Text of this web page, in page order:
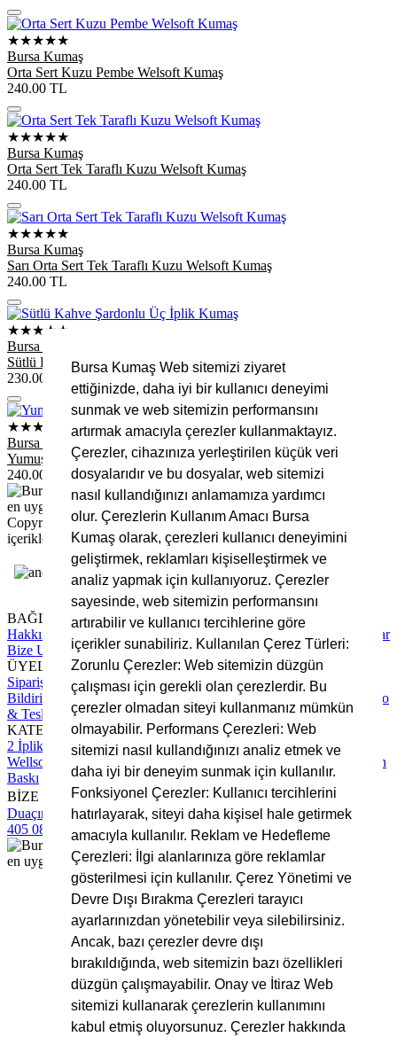
Bursa Kumaş Web sitemizi ziyaret
ettiğinizde, daha iyi bir kullanıcı deneyimi
sunmak ve web sitemizin performansını
artırmak amacıyla çerezler kullanmaktayız.
Çerezler, cihazınıza yerleştirilen küçük veri
dosyalarıdır ve bu dosyalar, web sitemizi
nasıl kullandığınızı anlamamıza yardımcı
olur. Çerezlerin Kullanım Amacı Bursa
Kumaş olarak, çerezleri kullanıcı deneyimini
geliştirmek, reklamları kişiselleştirmek ve
analiz yapmak için kullanıyoruz. Çerezler
sayesinde, web sitemizin performansını
artırabilir ve kullanıcı tercihlerine göre
içerikler sunabiliriz. Kullanılan Çerez Türleri:
Zorunlu Çerezler: Web sitemizin düzgün
çalışması için gerekli olan çerezlerdir. Bu
çerezler olmadan siteyi kullanmanız mümkün
olmayabilir. Performans Çerezleri: Web
sitemizi nasıl kullandığınızı analiz etmek ve
daha iyi bir deneyim sunmak için kullanılır.
Fonksiyonel Çerezler: Kullanıcı tercihlerini
hatırlayarak, siteyi daha kişisel hale getirmek
amacıyla kullanılır. Reklam ve Hedefleme
Çerezleri: İlgi alanlarınıza göre reklamlar
gösterilmesi için kullanılır. Çerez Yönetimi ve
Devre Dışı Bırakma Çerezleri tarayıcı
ayarlarınızdan yönetebilir veya silebilirsiniz.
Ancak, bazı çerezler devre dışı
bırakıldığında, web sitemizin bazı özellikleri
düzgün çalışmayabilir. Onay ve İtiraz Web
sitemizi kullanarak çerezlerin kullanımını
kabul etmiş oluyorsunuz. Çerezler hakkında
★★★★★
Bursa Kumaş
Orta Sert Kuzu Pembe Welsoft Kumaş
240.00 TL
★★★★★
Bursa Kumaş
Orta Sert Tek Taraflı Kuzu Welsoft Kumaş
240.00 TL
★★★★★
Bursa Kumaş
Sarı Orta Sert Tek Taraflı Kuzu Welsoft Kumaş
240.00 TL
★★★★★
Bursa Kumaş
Sütlü Kahve Şardonlu Üç İplik Kumaş
230.00
★★★★★
Bursa Kumaş
Yumuşak Dokulu Somon Renkli Orta Sert Welsoft Kumaş
240.00
Copyright © 2025 Bursa Kumaş, Tüm Hakları Saklıdır. Site
içerikleri ve görsellerin izinsiz kullanımı yasaktır.
BAĞLANTILAR
Hakkımızda
Sıkça Sorulan Sorular
Bize Ulaşın
ÜYELİK
Sipariş TakipHesap Numaralarımız Üyelik SözleşmesiÖdeme
Bildirimi Yapın
Mesafeli Satış Sözleşmesi
Kargo
& Teslimat Süreci
KATEGORİLER
2 İplik Kumaş3 İplik Kumaşİnterlok KumaşKadife Kumaş
Wellsoft Kumaş
Polar Kumaş
Rotasyon
Baskı
BİZE ULAŞIN
Duaçınar Mah 2. Belde Sokak No:4/1 No: 1 Yıldırım/Bursa0224
405 08 16
info@bursakumas.com.tr
Sepete Eklenemedi!
Bu ürünün seçenekleri bulunmaktadır.
Ürünün detay sayfasına giderek seçim yapmalısınız.